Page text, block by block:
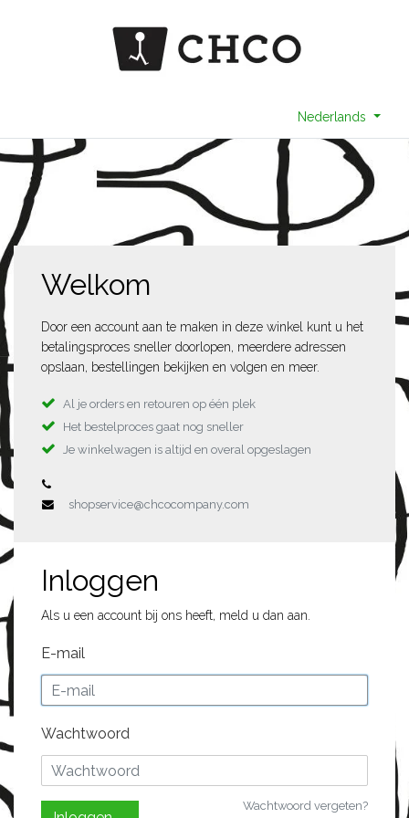
Nederlands
Welkom
Door een account aan te maken in deze winkel kunt u het
betalingsproces sneller doorlopen, meerdere adressen
opslaan, bestellingen bekijken en volgen en meer.
Al je orders en retouren op één plek
Het bestelproces gaat nog sneller
Je winkelwagen is altijd en overal opgeslagen
shopservice@chcocompany.com
Inloggen
Als u een account bij ons heeft, meld u dan aan.
E-mail
Wachtwoord
Wachtwoord vergeten?